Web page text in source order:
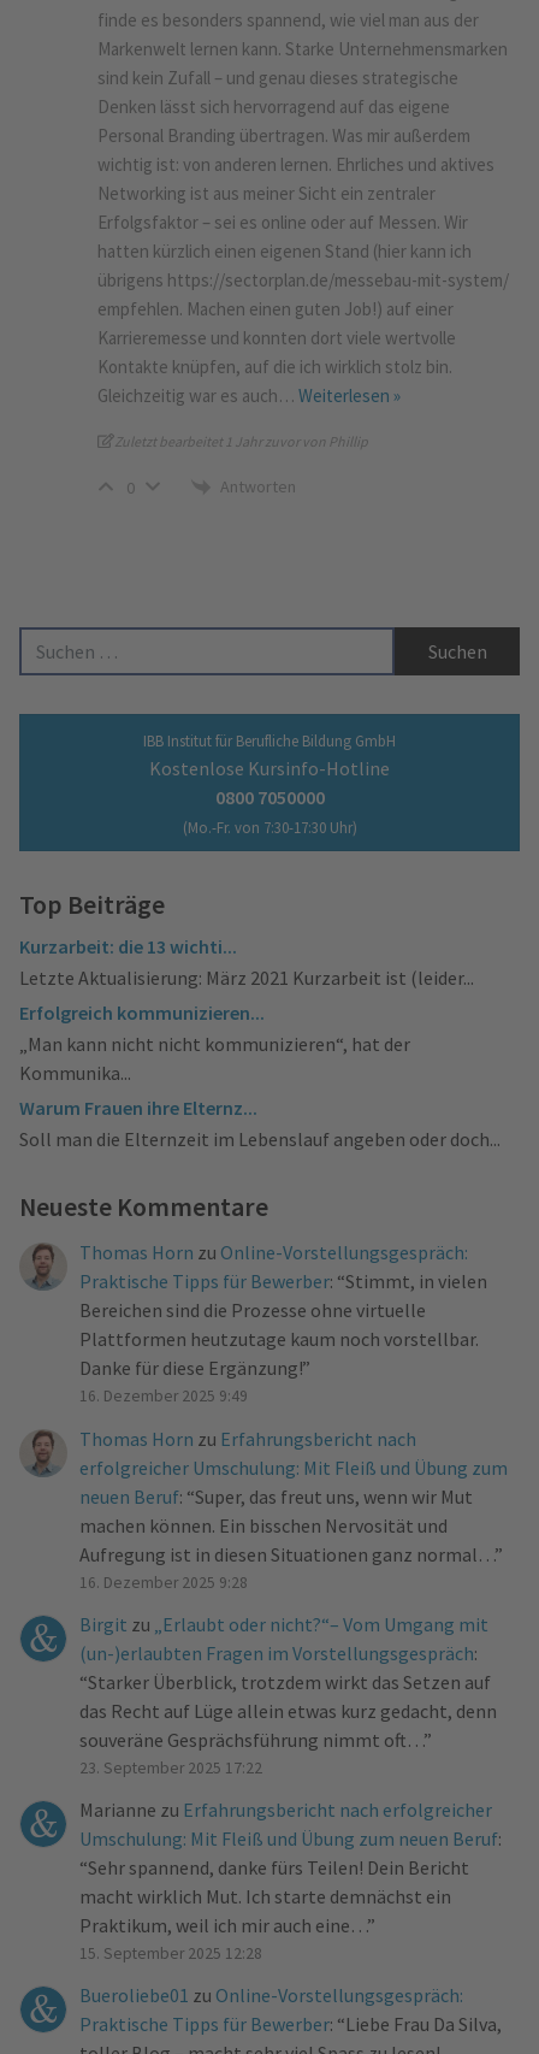
finde es besonders spannend, wie viel man aus der
Markenwelt lernen kann. Starke Unternehmensmarken
sind kein Zufall – und genau dieses strategische
Denken lässt sich hervorragend auf das eigene
Personal Branding übertragen. Was mir außerdem
wichtig ist: von anderen lernen. Ehrliches und aktives
Networking ist aus meiner Sicht ein zentraler
Erfolgsfaktor – sei es online oder auf Messen. Wir
hatten kürzlich einen eigenen Stand (hier kann ich
übrigens https://sectorplan.de/messebau-mit-system/
empfehlen. Machen einen guten Job!) auf einer
Karrieremesse und konnten dort viele wertvolle
Kontakte knüpfen, auf die ich wirklich stolz bin.
Gleichzeitig war es auch… Weiterlesen »
Zuletzt bearbeitet 1 Jahr zuvor von Phillip
0 Antworten
Suche nach:
IBB Institut für Berufliche Bildung GmbH
Kostenlose Kursinfo-Hotline
0800 7050000
(Mo.-Fr. von 7:30-17:30 Uhr)
Top Beiträge
Kurzarbeit: die 13 wichti...
Letzte Aktualisierung: März 2021 Kurzarbeit ist (leider...
Erfolgreich kommunizieren...
„Man kann nicht nicht kommunizieren“, hat der
Kommunika...
Warum Frauen ihre Elternz...
Soll man die Elternzeit im Lebenslauf angeben oder doch...
Neueste Kommentare
Thomas Horn zu Online-Vorstellungsgespräch:
Praktische Tipps für Bewerber: “Stimmt, in vielen
Bereichen sind die Prozesse ohne virtuelle
Plattformen heutzutage kaum noch vorstellbar.
Danke für diese Ergänzung!”
16. Dezember 2025 9:49
Thomas Horn zu Erfahrungsbericht nach
erfolgreicher Umschulung: Mit Fleiß und Übung zum
neuen Beruf: “Super, das freut uns, wenn wir Mut
machen können. Ein bisschen Nervosität und
Aufregung ist in diesen Situationen ganz normal… ”
16. Dezember 2025 9:28
Birgit zu
„Erlaubt oder nicht?“– Vom Umgang mit
(un-)erlaubten Fragen im Vorstellungsgespräch:
“Starker Überblick, trotzdem wirkt das Setzen auf
das Recht auf Lüge allein etwas kurz gedacht, denn
souveräne Gesprächsführung nimmt oft… ”
23. September 2025 17:22
Marianne zu Erfahrungsbericht nach erfolgreicher
Umschulung: Mit Fleiß und Übung zum neuen Beruf:
“Sehr spannend, danke fürs Teilen! Dein Bericht
macht wirklich Mut. Ich starte demnächst ein
Praktikum, weil ich mir auch eine… ”
15. September 2025 12:28
Bueroliebe01 zu Online-Vorstellungsgespräch:
Praktische Tipps für Bewerber: “Liebe Frau Da Silva,